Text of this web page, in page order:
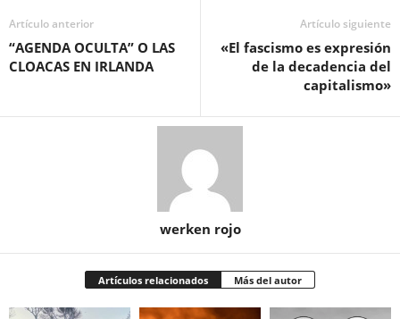
Artículo anterior
“AGENDA OCULTA” O LAS
CLOACAS EN IRLANDA
Artículo siguiente
«El fascismo es expresión
de la decadencia del
capitalismo»
werken rojo
Artículos relacionados Más del autor